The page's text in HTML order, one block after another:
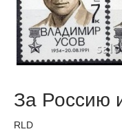
За Россию
RLD